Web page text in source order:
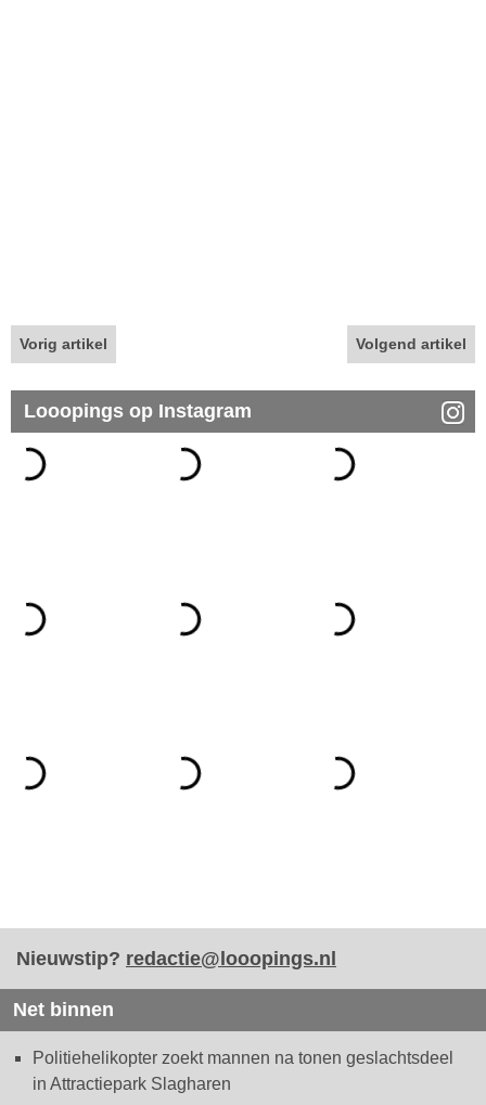
Vorig artikel Volgend artikel
Looopings op Instagram
Nieuwstip? redactie@looopings.nl
Net binnen
Politiehelikopter zoekt mannen na tonen geslachtsdeel
in Attractiepark Slagharen